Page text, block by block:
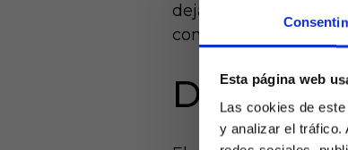
Esta página web
Las cookies de
y analizar el tráfico.
dejado atrás la zona
con colarse en el top 6.
De la